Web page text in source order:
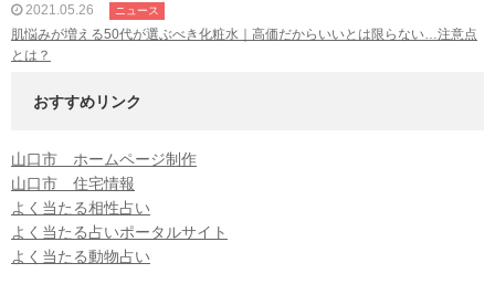
2021.05.26 ニュース
肌悩みが増える50代が選ぶべき化粧水｜高価だからいいとは限らない…注意点
とは？
おすすめリンク
山口市 ホームページ制作
山口市 住宅情報
よく当たる相性占い
よく当たる占いポータルサイト
よく当たる動物占い